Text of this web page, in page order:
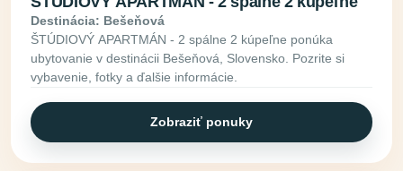
Destinácia: Bešeňová
ŠTÚDIOVÝ APARTMÁN - 2 spálne 2 kúpeľne ponúka
ubytovanie v destinácii Bešeňová, Slovensko. Pozrite si
vybavenie, fotky a ďalšie informácie.
Zobraziť ponuky